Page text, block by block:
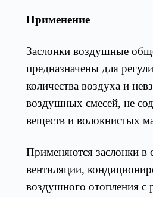
Применение
Заслонки воздушные
предназначены для
количества воздуха и
воздушных смесей, не
веществ и волокнистых
Применяются заслонки в
вентиляции,
воздушного отопления с